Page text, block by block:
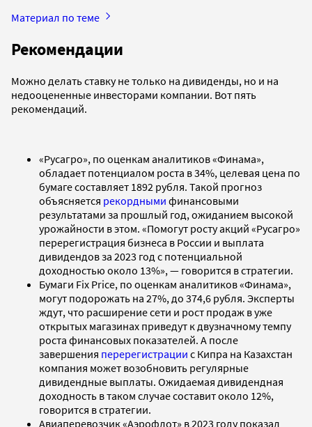
Материал по теме
Рекомендации
Можно делать ставку не только на дивиденды, но и на
недооцененные инвесторами компании. Вот пять
рекомендаций.
«Русагро», по оценкам аналитиков «Финама»,
обладает потенциалом роста в 34%, целевая цена по
бумаге составляет 1892 рубля. Такой прогноз
объясняется рекордными финансовыми
результатами за прошлый год, ожиданием высокой
урожайности в этом. «Помогут росту акций «Русагро»
перерегистрация бизнеса в России и выплата
дивидендов за 2023 год с потенциальной
доходностью около 13%», — говорится в стратегии.
Бумаги Fix Price, по оценкам аналитиков «Финама»,
могут подорожать на 27%, до 374,6 рубля. Эксперты
ждут, что расширение сети и рост продаж в уже
открытых магазинах приведут к двузначному темпу
роста финансовых показателей. А после
завершения перерегистрации с Кипра на Казахстан
компания может возобновить регулярные
дивидендные выплаты. Ожидаемая дивидендная
доходность в таком случае составит около 12%,
говорится в стратегии.
Авиаперевозчик «Аэрофлот» в 2023 году показал